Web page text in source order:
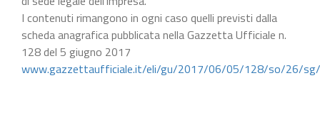
I contenuti rimangono in ogni caso quelli previsti dalla
scheda anagrafica pubblicata nella Gazzetta Ufficiale n.
128 del 5 giugno 2017
www.gazzettaufficiale.it/eli/gu/2017/06/05/128/so/26/